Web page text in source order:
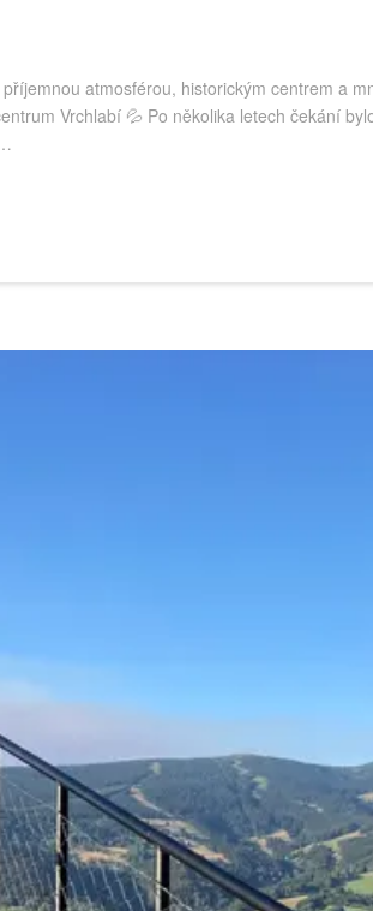
atmosférou, historickým centrem a
Vrchlabí 💦 Po několika letech čekání